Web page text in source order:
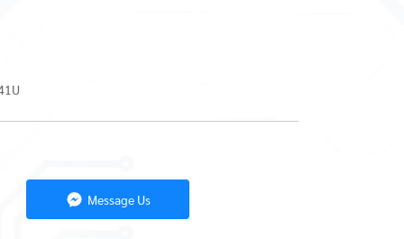
Message Us